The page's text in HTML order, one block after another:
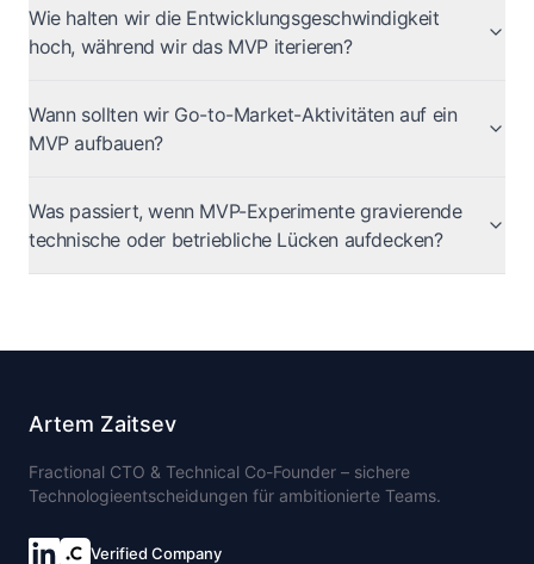
Wie halten wir die Entwicklungsgeschwindigkeit
hoch, während wir das MVP iterieren?
Wann sollten wir Go-to-Market-Aktivitäten auf ein
MVP aufbauen?
Was passiert, wenn MVP-Experimente gravierende
technische oder betriebliche Lücken aufdecken?
Artem Zaitsev
Fractional CTO & Technical Co-Founder – sichere
Technologieentscheidungen für ambitionierte Teams.
Verified Company